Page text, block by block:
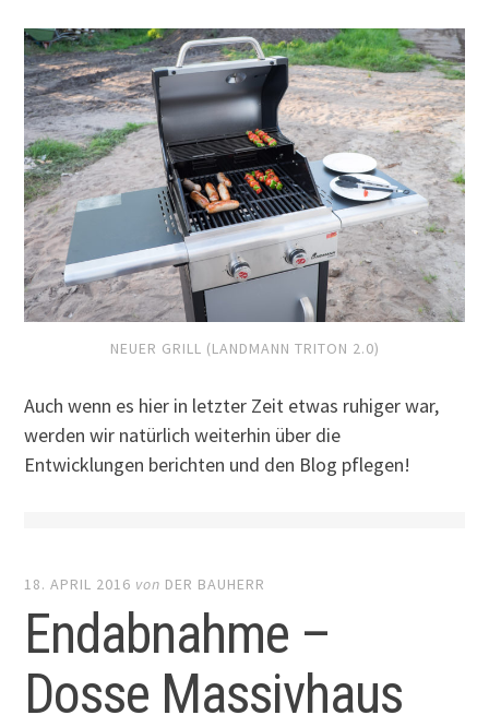
NEUER GRILL (LANDMANN TRITON 2.0)
Auch wenn es hier in letzter Zeit etwas ruhiger war,
werden wir natürlich weiterhin über die
Entwicklungen berichten und den Blog pflegen!
18. APRIL 2016 von DER BAUHERR
Endabnahme –
Dosse Massivhaus